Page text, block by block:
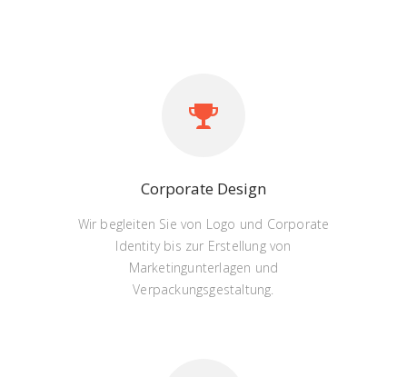
Corporate Design
Wir begleiten Sie von Logo und Corporate
Identity bis zur Erstellung von
Marketingunterlagen und
Verpackungsgestaltung.